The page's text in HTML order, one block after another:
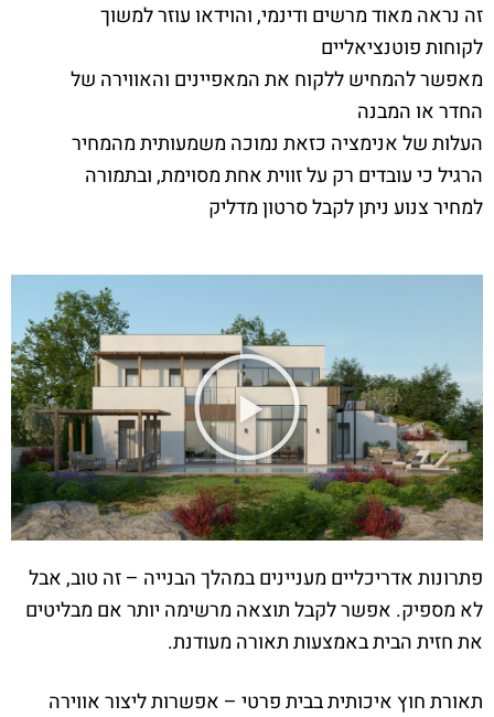
זה נראה מאוד מרשים ודינמי, והוידאו עוזר למשוך
לקוחות פוטנציאליים
מאפשר להמחיש ללקוח את המאפיינים והאווירה של
החדר או המבנה
העלות של אנימציה כזאת נמוכה משמעותית מהמחיר
הרגיל כי עובדים רק על זווית אחת מסוימת, ובתמורה
למחיר צנוע ניתן לקבל סרטון מדליק
פתרונות אדריכליים מעניינים במהלך הבנייה – זה טוב, אבל
לא מספיק. אפשר לקבל תוצאה מרשימה יותר אם מבליטים
את חזית הבית באמצעות תאורה מעודנת.
תאורת חוץ איכותית בבית פרטי – אפשרות ליצור אווירה